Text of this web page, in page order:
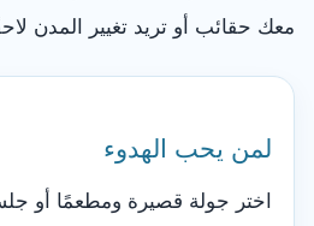
معك حقائب أو تريد تغيير المدن
لمن يحب الهدوء
اختر جولة قصيرة ومطعمًا أو